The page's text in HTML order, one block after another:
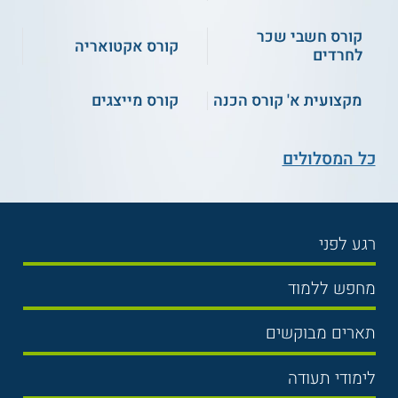
קורס חשבי שכר
לחרדים
קורס אקטואריה
מקצועית א' קורס הכנה קורס מייצגים
כל המסלולים
רגע לפני
בחירת לימודים
תנאי קבלה
שכר לימוד
אוניברסיטה
מחפש ללמוד
תואר ראשון
תואר שני
הכנה לבגרות
תארים מבוקשים
משפטים
לימודי תעודה